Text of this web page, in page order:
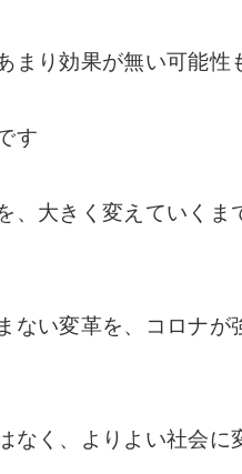
まり効果が無い可能性
す
、大きく変えていくま
ない変革を、コロナが
なく、よりよい社会に